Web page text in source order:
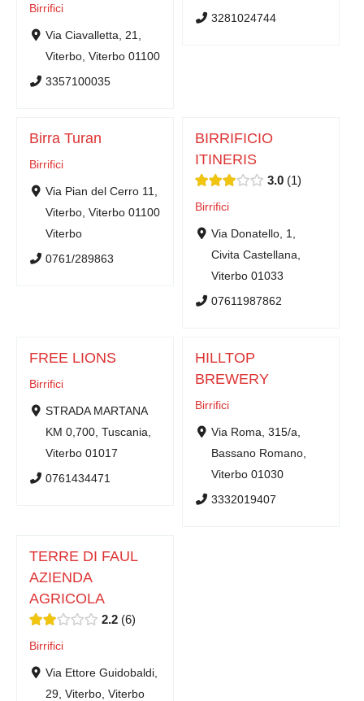
Birrifici
Via Ciavalletta, 21,
Viterbo, Viterbo 01100
3357100035
3281024744
Birra Turan
Birrifici
Via Pian del Cerro 11,
Viterbo, Viterbo 01100
Viterbo
0761/289863
BIRRIFICIO
ITINERIS
3.0 1
Birrifici
Via Donatello, 1,
Civita Castellana,
Viterbo 01033
07611987862
FREE LIONS
Birrifici
STRADA MARTANA
KM 0,700, Tuscania,
Viterbo 01017
0761434471
HILLTOP
BREWERY
Birrifici
Via Roma, 315/a,
Bassano Romano,
Viterbo 01030
3332019407
TERRE DI FAUL
AZIENDA
AGRICOLA
2.2 6
Birrifici
Via Ettore Guidobaldi,
29, Viterbo, Viterbo